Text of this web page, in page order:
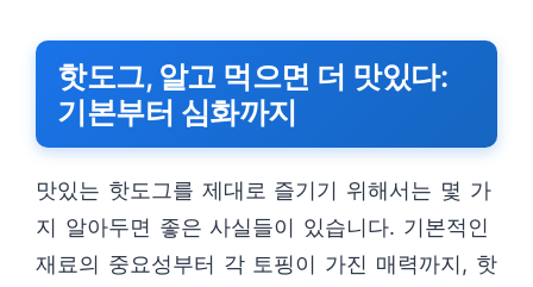
핫도그, 알고 먹으면 더 맛있다:
기본부터 심화까지
맛있는 핫도그를 제대로 즐기기 위해서는 몇 가
지 알아두면 좋은 사실들이 있습니다. 기본적인
재료의 중요성부터 각 토핑이 가진 매력까지, 핫